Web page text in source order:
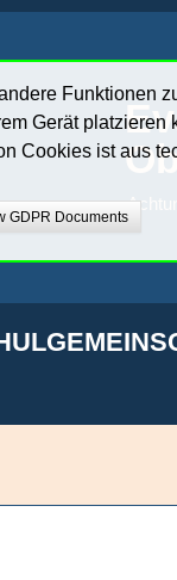
Funktionen
Gerät
Cookies ist aus
GDPR Documents